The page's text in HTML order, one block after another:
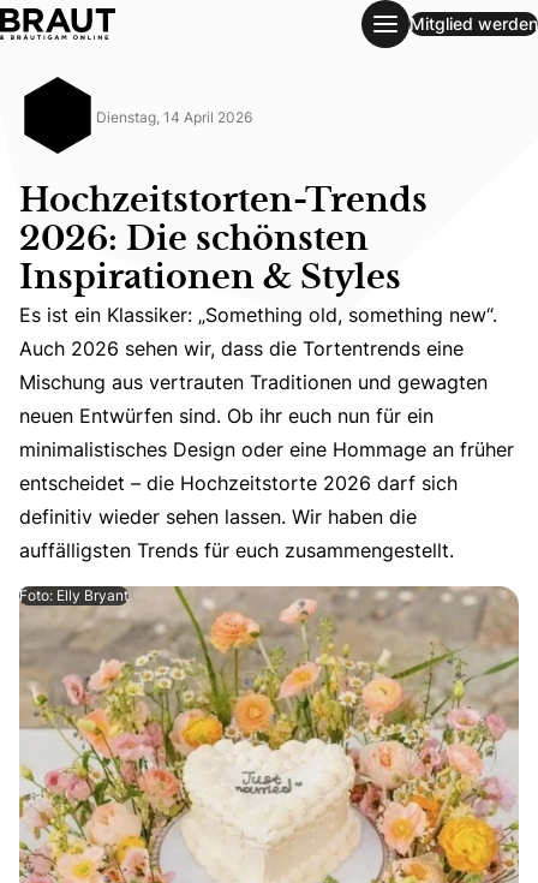
Hochzeitstorten-Trends 2026: Die schönsten Inspirationen
Mitglied werden
Dienstag, 14 April 2026
Hochzeitstorten-Trends
2026: Die schönsten
Inspirationen & Styles
Es ist ein Klassiker: „Something old, something new“.
Es ist ein Klassiker: „Something old, something new“.
Auch 2026 sehen wir, dass die Tortentrends eine
Mischung aus vertrauten Traditionen und gewagten
neuen Entwürfen sind. Ob ihr euch nun für ein
minimalistisches Design oder eine Hommage an früher
entscheidet – die Hochzeitstorte 2026 darf sich
definitiv wieder sehen lassen. Wir haben die
auffälligsten Trends für euch zusammengestellt.
Foto: Elly Bryant